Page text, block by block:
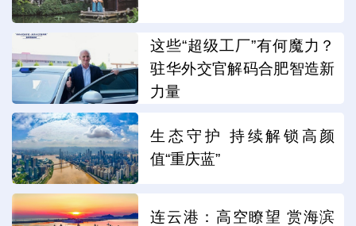
这些“超级工厂”有何魔力？
驻华外交官解码合肥智造新
力量
生态守护 持续解锁高颜
值“重庆蓝”
连云港：高空瞭望 赏海滨